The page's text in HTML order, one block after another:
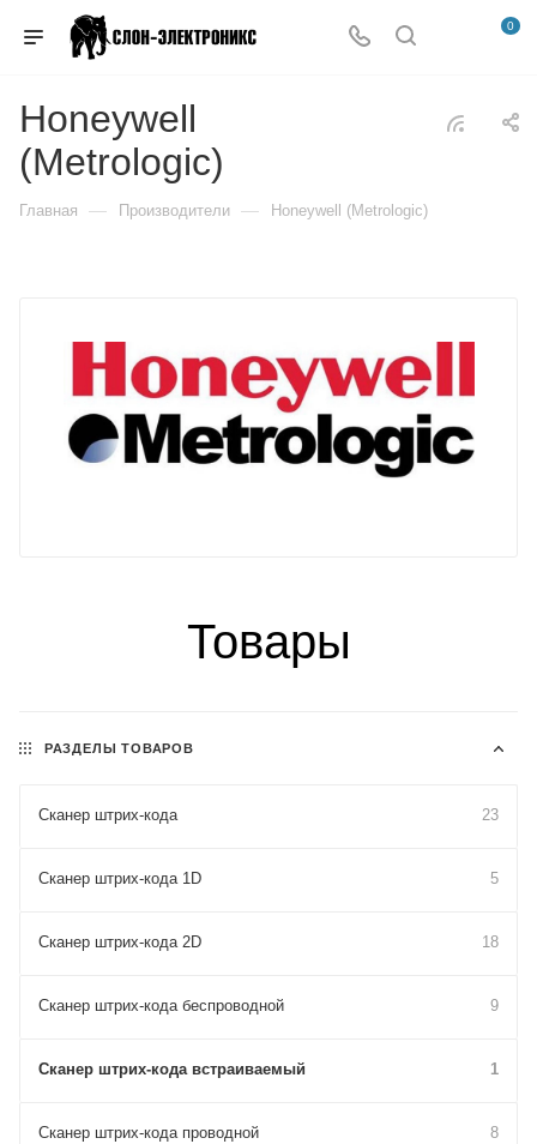
0
Honeywell
(Metrologic)
Главная — Производители — Honeywell (Metrologic)
Товары
РАЗДЕЛЫ ТОВАРОВ
Сканер штрих-кода 23
Сканер штрих-кода 1D 5
Сканер штрих-кода 2D 18
Сканер штрих-кода беспроводной 9
Сканер штрих-кода встраиваемый 1
Сканер штрих-кода проводной 8